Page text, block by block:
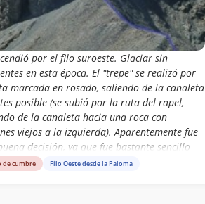
por el filo suroeste. Glaciar sin
en esta época. El "trepe" se realizó por
marcada en rosado, saliendo de la canaleta
posible (se subió por la ruta del rapel,
de la canaleta hacia una roca con
viejos a la izquierda). Aparentemente fue
decisión, ya que fue bastante sencillo
bajar por allí. El filo entre la paloma y el
de cumbre Filo Oeste desde la Paloma